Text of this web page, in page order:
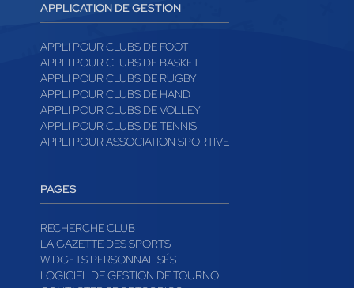
APPLICATION DE GESTION
APPLI POUR CLUBS DE FOOT
APPLI POUR CLUBS DE BASKET
APPLI POUR CLUBS DE RUGBY
APPLI POUR CLUBS DE HAND
APPLI POUR CLUBS DE VOLLEY
APPLI POUR CLUBS DE TENNIS
APPLI POUR ASSOCIATION SPORTIVE
PAGES
RECHERCHE CLUB
LA GAZETTE DES SPORTS
WIDGETS PERSONNALISÉS
LOGICIEL DE GESTION DE TOURNOI